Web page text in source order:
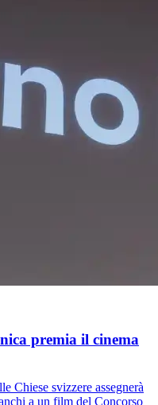
premia il cinema
Chiese svizzere assegnerà
a un film del Concorso